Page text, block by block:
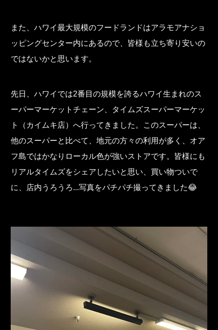
また、ハワイ最大規模のフードランドはアラモアナショ
ッピングセンター内にあるので、皆様も立ち寄り安いの
ではないかと思います。
先日、ハワイでは2番目の規模を誇るハワイ生まれのス
ーパーマーケットチェーン、タイムズスーパーマーケッ
ト（カイムキ店）へ行ってきました。このスーパーは、
他のスーパーと比べて、地元の方々の利用が多く、オア
フ島ではかなりローカル色が強いストアです。皆様にも
リアルタイムズをシェアしたいと思い、買い物ついで
に、店内うろうろ...写真をパチパチ撮ってきました😂